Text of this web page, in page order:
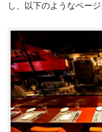
し、以下のようなペー